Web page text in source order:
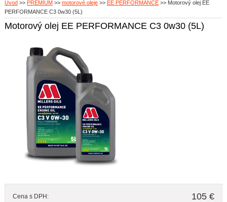
Úvod >> PREMIUM >> motorové oleje >> EE PERFORMANCE >> Motorový olej EE
PERFORMANCE C3 0w30 (5L)
Motorový olej EE PERFORMANCE C3 0w30 (5L)
Cena s DPH: 105 €